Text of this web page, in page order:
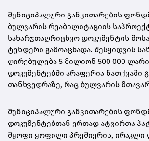
მუნიციპალური განვითარების
ბულვარის რეაბილიტაციის
სახარჯთაღრიცხვო დოკუმენტის
ტენდერი გამოაცხადა. შესყიდვის
ღირებულება 5 მილიონ 500 000
დოკუმენტებში არაფერია ნათქვამი
თანხვედრაზე, რაც ბულვარის
მუნიციპალური განვითარების
დოკუმენტებთან ერთად ატვირთა
მყოფი ყოფილი პრემიერის, ირაკლი